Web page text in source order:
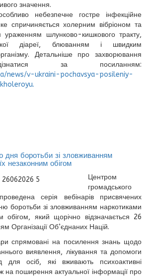
значення.
небезпечне гостре інфекційне
спричиняється холерним вібріоном та
ураженням шлунково-кишкового тракту,
діареї, блюванням і швидким
Детальніше про захворювання
за посиланням:
news/v-ukraini-pochavsya-posileniy-
дня боротьби зі зловживанням
незаконним обігом
Центром
громадського
серія вебінарів присвячених
боротьби зі зловживанням наркотиками
обігом, який щорічно відзначається 26
Організації Об’єднаних Націй.
спрямовані на посилення знань щодо
виявлення, лікування та допомоги
для осіб, які вживають психоактивні
на поширення актуальної інформації про